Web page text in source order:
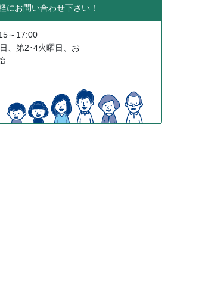
にお問い合わせ下さい！
～17:00
、第2･4火曜日、お